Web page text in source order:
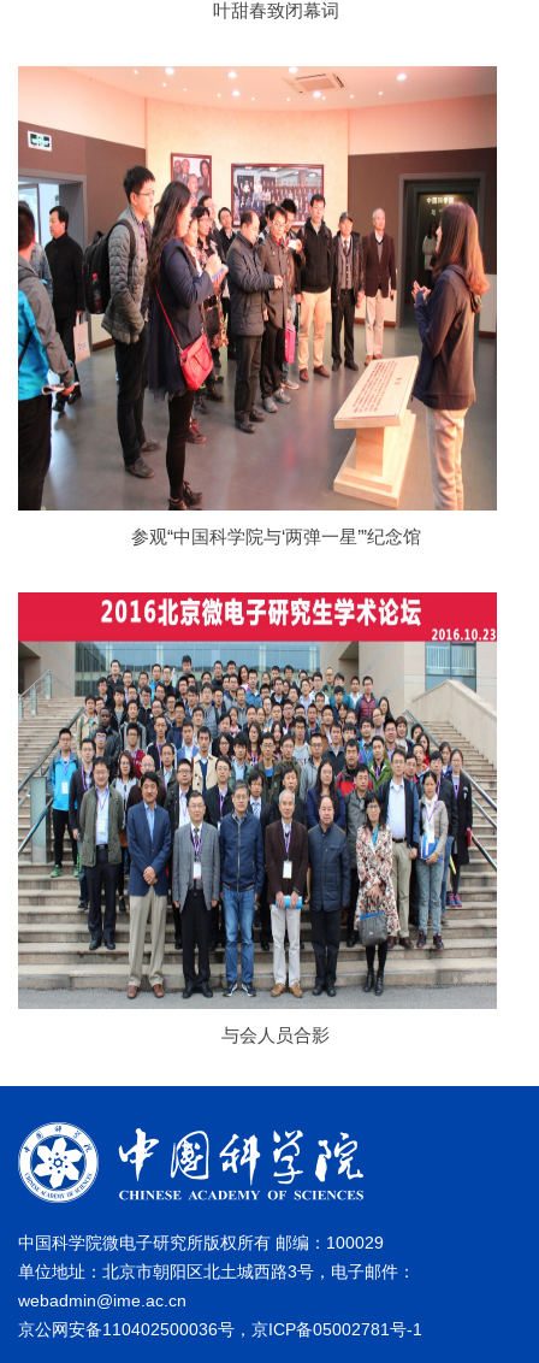
叶甜春致闭幕词
参观“中国科学院与‘两弹一星’”纪念馆
与会人员合影
中国科学院微电子研究所版权所有 邮编：100029
单位地址：北京市朝阳区北土城西路3号，电子邮件：
webadmin@ime.ac.cn
京公网安备110402500036号，京ICP备05002781号-1